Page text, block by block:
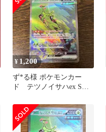
¥ 1,200
ず*る様 ポケモンカー
ド テツノイサハex SAR